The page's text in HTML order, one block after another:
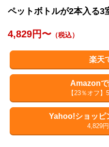
ペットボトルが2本入る3
4,829円〜 （税込）
楽天
Amazon
【23％オフ】
Yahoo!ショッピ
4,829円